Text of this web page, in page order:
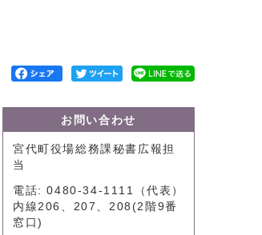
お問い合わせ
宮代町役場総務課秘書広報担
当
電話: 0480-34-1111（代表）
内線206、207、208(2階9番
窓口)